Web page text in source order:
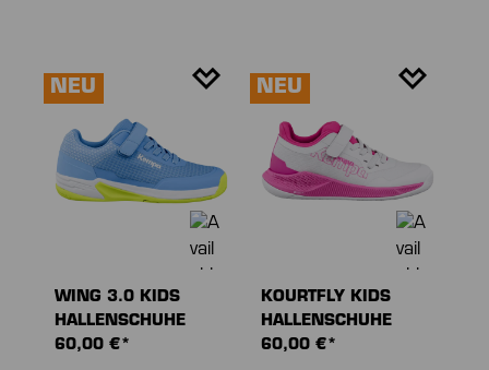
NEU
WING 3.0 KIDS
HALLENSCHUHE
60,00 €*
NEU
KOURTFLY KIDS
HALLENSCHUHE
60,00 €*